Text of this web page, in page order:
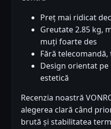
Preț mai ridicat
Greutate 2.85 kg,
muți foarte des
Fără
Design orientat
estetică
Recenzia noastră
alegerea clară când
brută și stabilitatea